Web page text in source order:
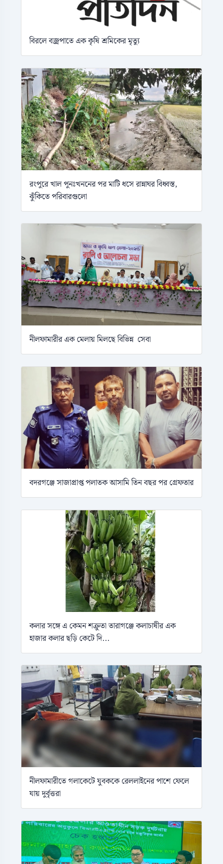
বিরলে বজ্রপাতে এক কৃষি শ্রমিকের মৃত্যু
রংপুরে খাল পুনঃখননের পর মাটি ধসে রান্নাঘর বিধ্বস্ত,
ঝুঁকিতে পরিবারগুলো
নীলফামারীর এক মেলায় মিলছে বিভিন্ন সেবা
বদরগঞ্জে সাজাপ্রাপ্ত পলাতক আসামি তিন বছর পর গ্রেফতার
কলার সঙ্গে এ কেমন শক্রুতা তারাগঞ্জে কলাচাষীর এক
হাজার কলার ছড়ি কেটে দি...
নীলফামারীতে গলাকেটে যুবককে রেললাইনের পাশে ফেলে
যায় দুর্বৃত্তরা